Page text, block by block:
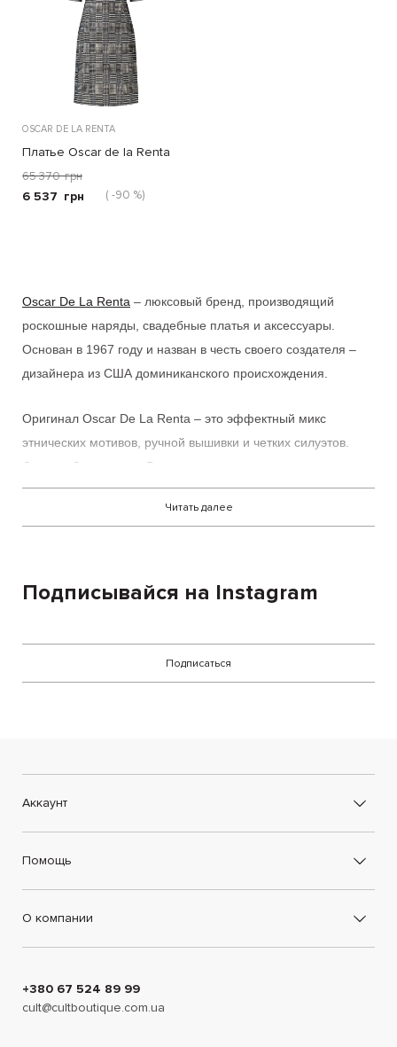
OSCAR DE LA RENTA
Платье Oscar de la Renta
сине-бежевое
65 370 грн
6 537 грн ( -90 %)
Oscar De La Renta – люксовый бренд, производящий
роскошные наряды, свадебные платья и аксессуары.
Основан в 1967 году и назван в честь своего создателя –
дизайнера из США доминиканского происхождения.
Оригинал Oscar De La Renta – это эффектный микс
этнических мотивов, ручной вышивки и четких силуэтов.
Одежда
Оскар де ла Рента
женственно.
утонченность и элегантность.
Интернет-магазин CULTBOUTIQUEпредлагает изысканные
Читать далее
Подписывайся на Instagram
Подписаться
Аккаунт
Помощь
О компании
+380 67 524 89 99
cult@cultboutique.com.ua